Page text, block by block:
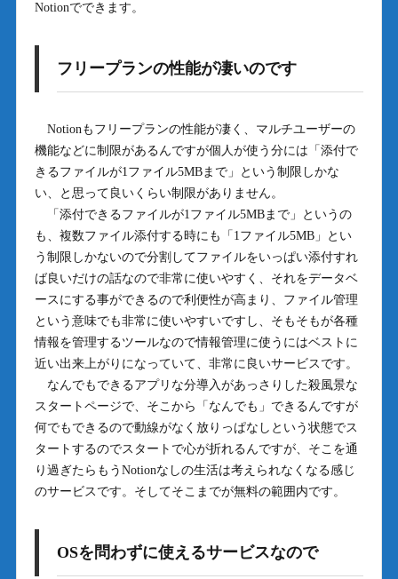
Notionでできます。
フリープランの性能が凄いのです
Notionもフリープランの性能が凄く、マルチユーザーの
機能などに制限があるんですが個人が使う分には「添付で
きるファイルが1ファイル5MBまで」という制限しかな
い、と思って良いくらい制限がありません。
「添付できるファイルが1ファイル5MBまで」というの
も、複数ファイル添付する時にも「1ファイル5MB」とい
う制限しかないので分割してファイルをいっぱい添付すれ
ば良いだけの話なので非常に使いやすく、それをデータベ
ースにする事ができるので利便性が高まり、ファイル管理
という意味でも非常に使いやすいですし、そもそもが各種
情報を管理するツールなので情報管理に使うにはベストに
近い出来上がりになっていて、非常に良いサービスです。
なんでもできるアプリな分導入があっさりした殺風景な
スタートページで、そこから「なんでも」できるんですが
何でもできるので動線がなく放りっぱなしという状態でス
タートするのでスタートで心が折れるんですが、そこを通
り過ぎたらもうNotionなしの生活は考えられなくなる感じ
のサービスです。そしてそこまでが無料の範囲内です。
OSを問わずに使えるサービスなので